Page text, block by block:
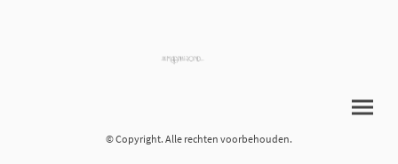
© Copyright. Alle rechten voorbehouden.